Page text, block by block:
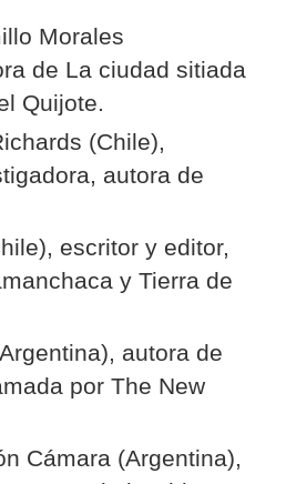
Morales
de La ciudad sitiada
Quijote.
(Chile),
autora de
escritor y editor,
y Tierra de
autora de
por The New
Cámara (Argentina),